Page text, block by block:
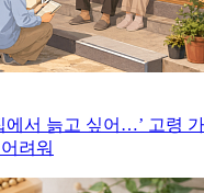
에서 늙고 싶어…’ 고령
려워